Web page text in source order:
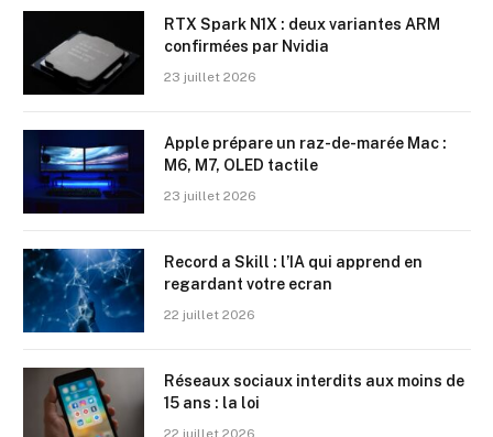
RTX Spark N1X : deux variantes ARM
confirmées par Nvidia
23 juillet 2026
Apple prépare un raz-de-marée Mac :
M6, M7, OLED tactile
23 juillet 2026
Record a Skill : l’IA qui apprend en
regardant votre ecran
22 juillet 2026
Réseaux sociaux interdits aux moins de
15 ans : la loi
22 juillet 2026